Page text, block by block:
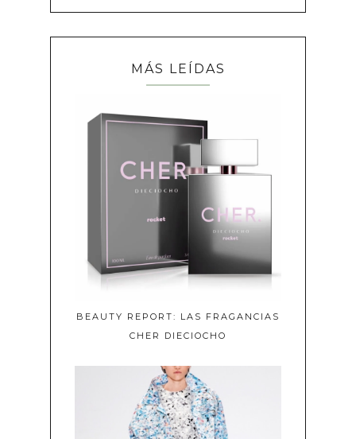
MÁS LEÍDAS
BEAUTY REPORT: LAS FRAGANCIAS
CHER DIECIOCHO